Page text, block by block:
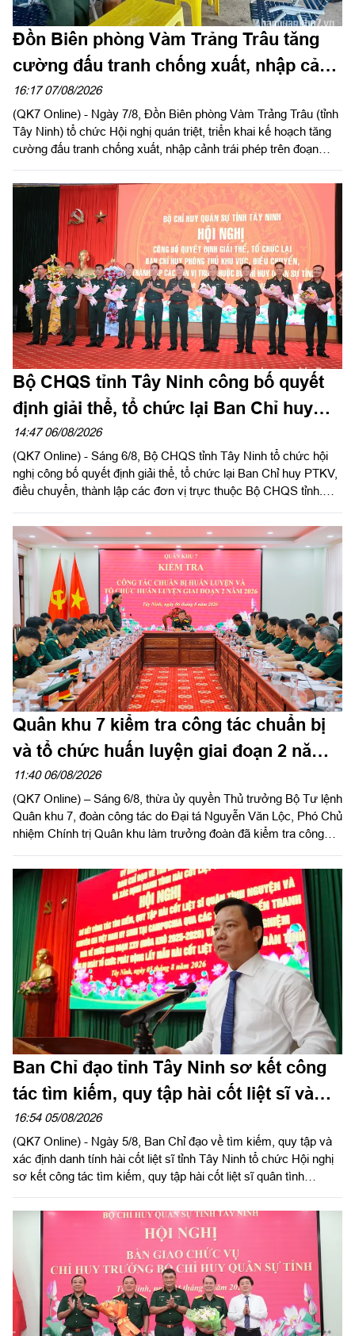
Đồn Biên phòng Vàm Trảng Trâu tăng
cường đấu tranh chống xuất, nhập cảnh
trái phép
16:17 07/08/2026
(QK7 Online) - Ngày 7/8, Đồn Biên phòng Vàm Trảng Trâu (tỉnh
Tây Ninh) tổ chức Hội nghị quán triệt, triển khai kế hoạch tăng
cường đấu tranh chống xuất, nhập cảnh trái phép trên đoạn
Bộ CHQS tỉnh Tây Ninh công bố quyết
định giải thể, tổ chức lại Ban Chỉ huy
phòng thủ khu vực
14:47 06/08/2026
(QK7 Online) - Sáng 6/8, Bộ CHQS tỉnh Tây Ninh tổ chức hội
nghị công bố quyết định giải thể, tổ chức lại Ban Chỉ huy PTKV,
điều chuyển, thành lập các đơn vị trực thuộc Bộ CHQS tỉnh.
Ngọc Hải, Phó Tham mưu trưởng Quân khu dự và phát biểu
chỉ đạo.
Quân khu 7 kiểm tra công tác chuẩn bị
và tổ chức huấn luyện giai đoạn 2 năm
2026 tại tỉnh Tây Ninh
11:40 06/08/2026
(QK7 Online) – Sáng 6/8, thừa ủy quyền Thủ trưởng Bộ Tư lệnh
Quân khu 7, đoàn công tác do Đại tá Nguyễn Văn Lộc, Phó Chủ
nhiệm Chính trị Quân khu làm trưởng đoàn đã kiểm tra công
Trung đoàn 738 và Ban CHQS phường Tân An, Bộ CHQS tỉnh
Tây Ninh.
Ban Chỉ đạo tỉnh Tây Ninh sơ kết công
tác tìm kiếm, quy tập hài cốt liệt sĩ và
đẩy mạnh Chiến dịch 500 ngày đêm
16:54 05/08/2026
(QK7 Online) - Ngày 5/8, Ban Chỉ đạo về tìm kiếm, quy tập và
xác định danh tính hài cốt liệt sĩ tỉnh Tây Ninh tổ chức Hội nghị
sơ kết công tác tìm kiếm, quy tập hài cốt liệt sĩ quân tình
tranh tại Campuchia đưa về nước giai đoạn XXV; rút kinh
nghiệm sau 60 ngày triển khai lấy mẫu hài cốt liệt sĩ; phát động
đợt thi đua cao điểm với chủ đề “350 ngày đêm thần tốc, quyết
thắng”. Đồng chí Phạm Tấn Hòa, Phó chủ tịch UBND tỉnh Tây
Ninh, Trưởng ban Chỉ đạo về tìm kiếm, quy tập và xác định
danh tính hài cốt liệt sĩ tỉnh Tây Ninh chủ trì hội nghị.